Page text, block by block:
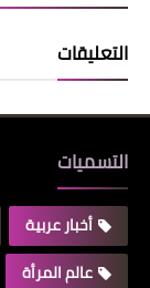
التعليقات
التسميات
أخبار عربية
عالم المرأة